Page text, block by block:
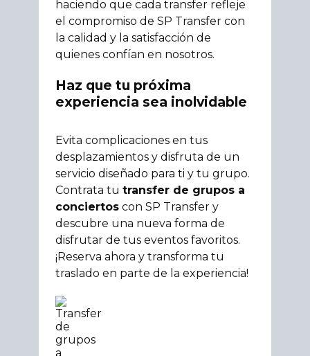
haciendo que cada transfer refleje
el compromiso de SP Transfer con
la calidad y la satisfacción de
quienes confían en nosotros.
Haz que tu próxima
experiencia sea inolvidable
Evita complicaciones en tus
desplazamientos y disfruta de un
servicio diseñado para ti y tu grupo.
Contrata tu transfer de grupos a
conciertos con SP Transfer y
descubre una nueva forma de
disfrutar de tus eventos favoritos.
¡Reserva ahora y transforma tu
traslado en parte de la experiencia!